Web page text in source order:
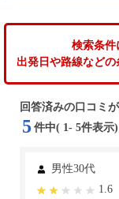
検索条件
出発日や路線などの
回答済みの口コミが
5 件中( 1- 5件表示)
男性30代
1.6